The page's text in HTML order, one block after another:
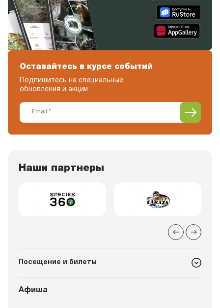
Оставайтесь в курсе событий
Подпишитесь на специальные
обновления и акции
Наши партнеры
Посещение и билеты
Афиша